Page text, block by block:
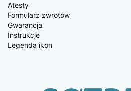
Atesty
Formularz zwrotów
Gwarancja
Instrukcje
Legenda ikon